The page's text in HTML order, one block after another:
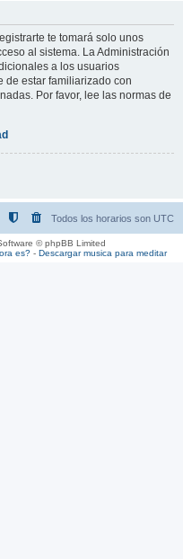
te tomará solo unos
al sistema. La Administración
a los usuarios
de estar familiarizado con
Por favor, lee las normas de
Todos los horarios son UTC
© phpBB Limited
es?- Descargar musica para meditar